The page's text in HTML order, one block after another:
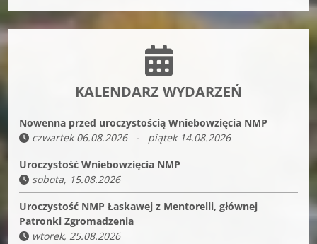
KALENDARZ WYDARZEŃ
Nowenna przed uroczystością Wniebowzięcia NMP
czwartek 06.08.2026 - piątek 14.08.2026
Uroczystość Wniebowzięcia NMP
sobota, 15.08.2026
Uroczystość NMP Łaskawej z Mentorelli, głównej
Patronki Zgromadzenia
wtorek, 25.08.2026